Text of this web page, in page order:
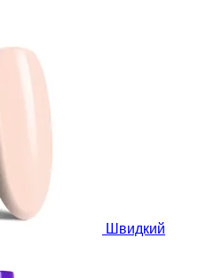
Швидкий